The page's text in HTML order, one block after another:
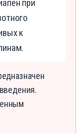
при
к